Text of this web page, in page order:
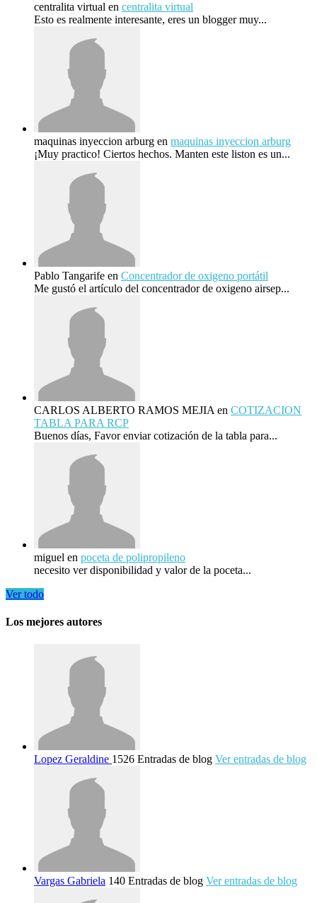
centralita virtual en centralita virtual
Esto es realmente interesante, eres un blogger muy...
maquinas inyeccion arburg en maquinas inyeccion arburg
¡Muy practico! Ciertos hechos. Manten este liston es un...
Pablo Tangarife en Concentrador de oxigeno portátil
Me gustó el artículo del concentrador de oxigeno airsep...
CARLOS ALBERTO RAMOS MEJIA en COTIZACION
TABLA PARA RCP
Buenos días, Favor enviar cotización de la tabla para...
miguel en poceta de polipropileno
necesito ver disponibilidad y valor de la poceta...
Ver todo
Los mejores autores
Lopez Geraldine 1526 Entradas de blog Ver entradas de blog
Vargas Gabriela 140 Entradas de blog Ver entradas de blog